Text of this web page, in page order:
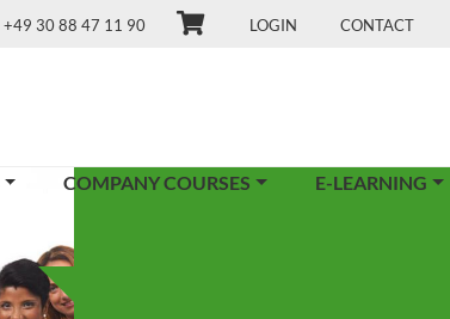
+49 30 88 47 11 90 LOGIN CONTACT
COMPANY COURSES E-LEARNING